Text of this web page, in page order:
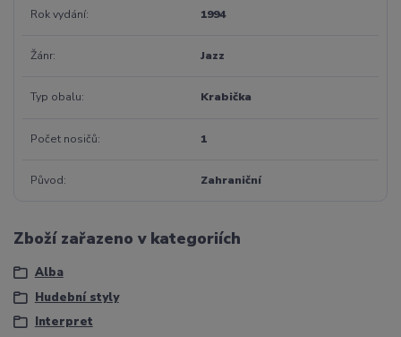
Rok vydání 1994
Žánr Jazz
Typ obalu Krabička
Počet nosičů 1
Původ Zahraniční
Zboží zařazeno v kategoriích
Alba
Hudební styly
Interpret